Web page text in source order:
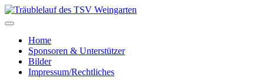
Home
Sponsoren & Unterstützer
Bilder
Impressum/Rechtliches